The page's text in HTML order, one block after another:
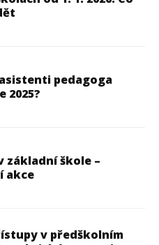
pedagoga
2025?
základní škole –
akce
v předškolním